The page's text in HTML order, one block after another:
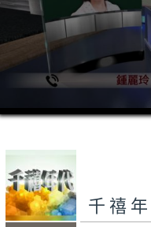
0
seconds
39
seconds
千禧